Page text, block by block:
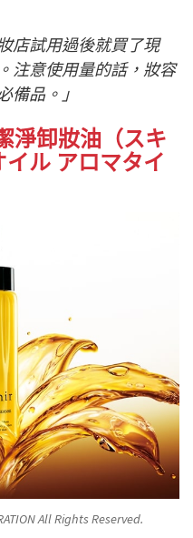
店試用過後就買了現
注意使用量的話，妝容
備品。」
淨卸妝油（スキ
ル アロマタイ
All Rights Reserved.